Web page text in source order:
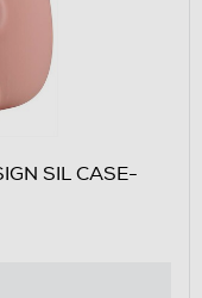
SIL CASE-